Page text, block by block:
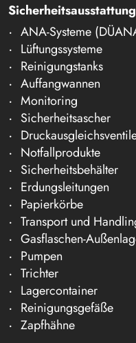
Sicherheitsausstattung
ANA-Systeme
Lüftungssysteme
Reinigungstanks
Auffangwannen
Monitoring
Sicherheitsascher
Notfallprodukte
Sicherheitsbehälter
Erdungsleitungen
Papierkörbe
Transport und
Gasflaschen-
Pumpen
Trichter
Lagercontainer
Reinigungsgefäße
Zapfhähne